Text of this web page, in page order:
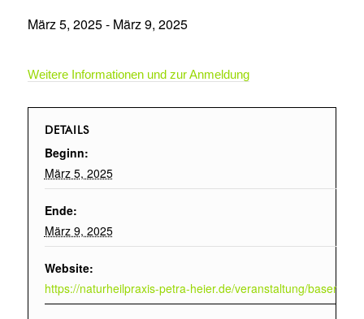
März 5, 2025- März 9, 2025
Weitere Informationen und zur Anmeldung
DETAILS
Beginn:
März 5, 2025
Ende:
März 9, 2025
Website:
https://naturheilpraxis-petra-heier.de/veranstaltung/